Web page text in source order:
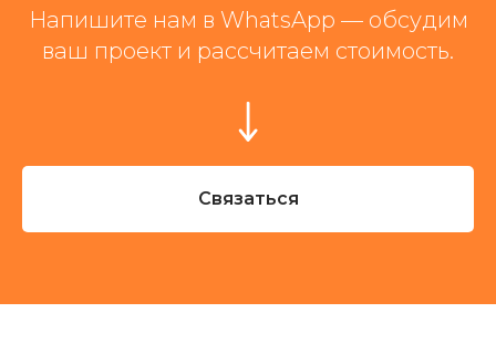
Напишите нам в WhatsApp — обсудим
ваш проект и рассчитаем стоимость.
Связаться